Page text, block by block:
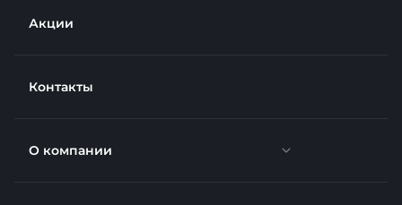
Акции
Контакты
О компании